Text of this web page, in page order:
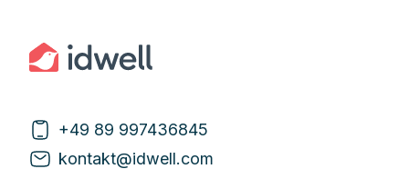
+49 89 997436845
kontakt@idwell.com